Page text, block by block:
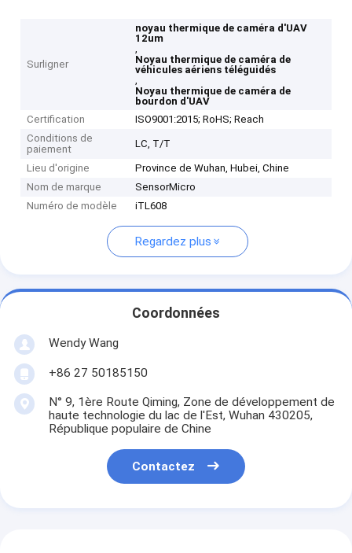
Surligner
noyau thermique de caméra d'UAV
12um
,
Noyau thermique de caméra de
véhicules aériens téléguidés
,
Noyau thermique de caméra de
bourdon d'UAV
Certification
ISO9001:2015; RoHS; Reach
Conditions de
paiement
LC, T/T
Lieu d'origine
Province de Wuhan, Hubei, Chine
Nom de marque
SensorMicro
Numéro de modèle
iTL608
Regardez plus
Coordonnées
Wendy Wang
+86 27 50185150
N° 9, 1ère Route Qiming, Zone de développement de
haute technologie du lac de l'Est, Wuhan 430205,
République populaire de Chine
Contactez